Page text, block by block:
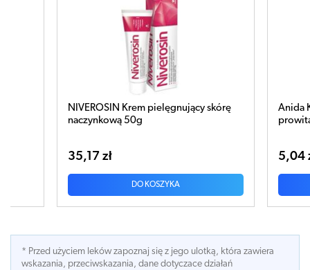
Anida Krem do rąk z silikonem i
prowitaminą B5 100ml
5,04 zł
DO KOSZYKA
* Przed użyciem leków zapoznaj się z jego ulotką, która zawiera
wskazania, przeciwskazania, dane dotyczace działań